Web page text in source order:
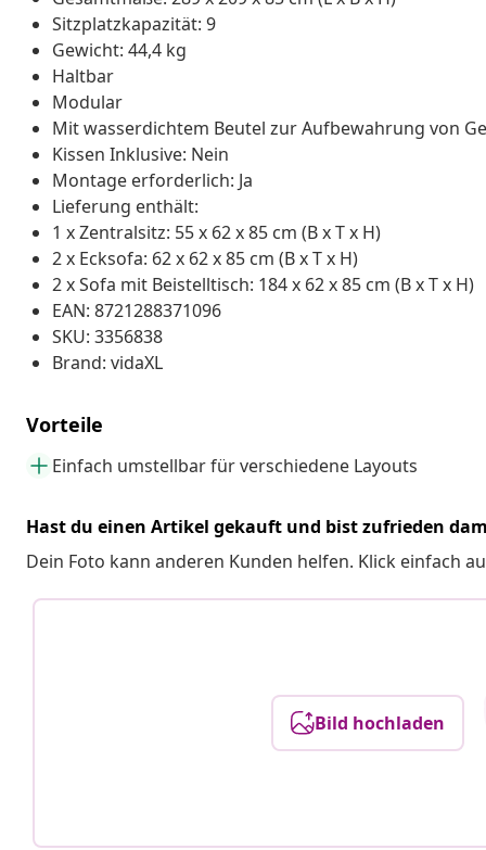
Sitzplatzkapazität: 9
Gewicht: 44,4 kg
Haltbar
Modular
Mit wasserdichtem Beutel zur Aufbewahrung von
Kissen Inklusive: Nein
Montage erforderlich: Ja
Lieferung enthält:
1 x Zentralsitz: 55 x 62 x 85 cm (B x T x H)
2 x Ecksofa: 62 x 62 x 85 cm (B x T x H)
2 x Sofa mit Beistelltisch: 184 x 62 x 85 cm (B x T x H)
EAN: 8721288371096
SKU: 3356838
Brand: vidaXL
Vorteile
Einfach umstellbar für verschiedene Layouts
Hast du einen Artikel gekauft und bist zufrieden
Dein Foto kann anderen Kunden helfen. Klick einfach
Bild hochladen